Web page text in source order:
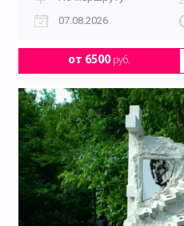
07.08.2026
от 6500руб.